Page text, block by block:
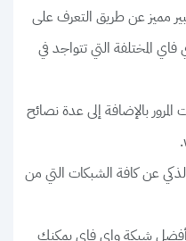
مميز عن طريق التعرف على
المختلفة التي تتواجد في
بالإضافة إلى عدة نصائح
عن كافة الشبكات التي من
أفضل شبكة واي فاي يمكنك